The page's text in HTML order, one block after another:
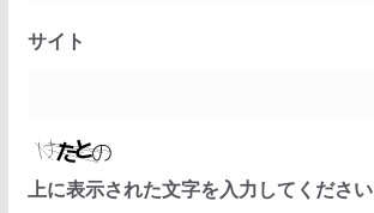
サイト
上に表示された文字を入力してください